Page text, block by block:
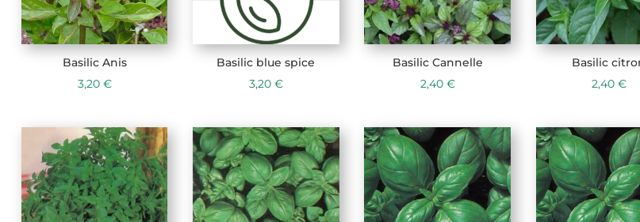
Basilic Anis
3,20 €
Basilic blue spice
3,20 €
Basilic Cannelle
2,40 €
Basilic
2,40 €